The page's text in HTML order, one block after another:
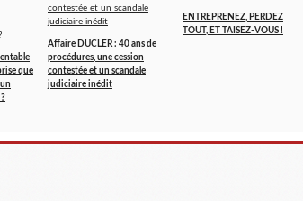
que
Affaire DUCLER : 40 ans de
procédures, une cession
contestée et un scandale
judiciaire inédit
ENTREPRENEZ, PERDEZ
TOUT, ET TAISEZ-VOUS !